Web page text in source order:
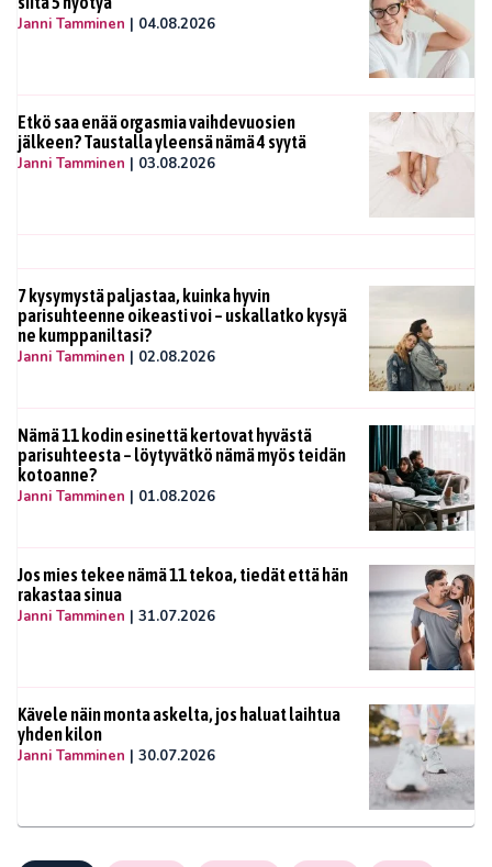
Janni Tamminen | 04.08.2026
Etkö saa enää orgasmia vaihdevuosien
jälkeen? Taustalla yleensä nämä 4 syytä
Janni Tamminen | 03.08.2026
7 kysymystä paljastaa, kuinka hyvin
parisuhteenne oikeasti voi – uskallatko kysyä
ne kumppaniltasi?
Janni Tamminen | 02.08.2026
Nämä 11 kodin esinettä kertovat hyvästä
parisuhteesta – löytyvätkö nämä myös teidän
kotoanne?
Janni Tamminen | 01.08.2026
Jos mies tekee nämä 11 tekoa, tiedät että hän
rakastaa sinua
Janni Tamminen | 31.07.2026
Kävele näin monta askelta, jos haluat laihtua
yhden kilon
Janni Tamminen | 30.07.2026